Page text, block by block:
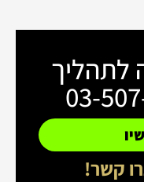
לתהליך
קשר!